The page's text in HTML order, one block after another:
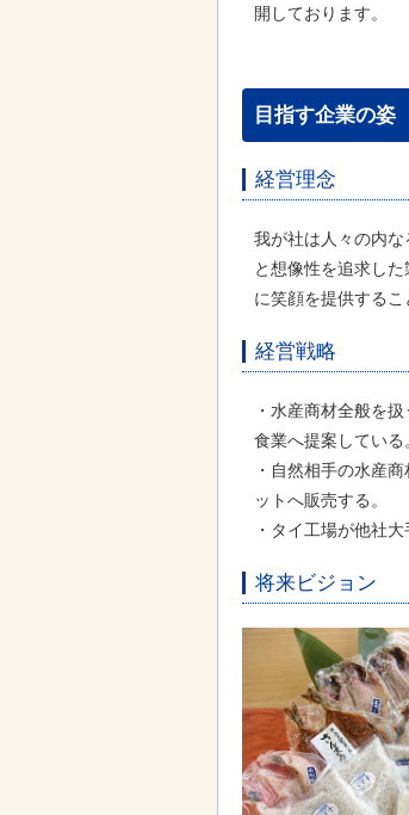
開しております。
目指す企業の姿
経営理念
我が社は人々の内
と想像性を追求し
に笑顔を提供するこ
経営戦略
・水産商材全般を
食業へ提案している
・自然相手の水産
ットへ販売する。
・タイ工場が他社
将来ビジョン